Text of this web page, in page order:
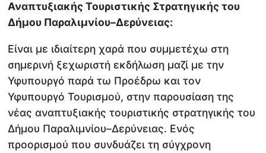
Αναπτυξιακής Τουριστικής Στρατηγικής του
Δήμου Παραλιμνίου–Δερύνειας:
Είναι με ιδιαίτερη χαρά που συμμετέχω στη
σημερινή ξεχωριστή εκδήλωση μαζί με την
Υφυπουργό παρά τω Προέδρω και τον
Υφυπουργό Τουρισμού, στην παρουσίαση της
νέας αναπτυξιακής τουριστικής στρατηγικής του
Δήμου Παραλιμνίου–Δερύνειας. Ενός
προορισμού που συνδυάζει τη σύγχρονη